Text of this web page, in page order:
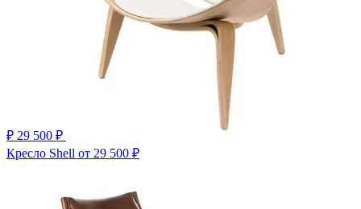
₽ 29 500 ₽
Кресло Shell от 29 500 ₽